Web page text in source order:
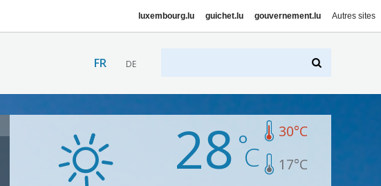
luxembourg.lu guichet.lu gouvernement.lu Autres sites
FR DE
28 30°C
17°C